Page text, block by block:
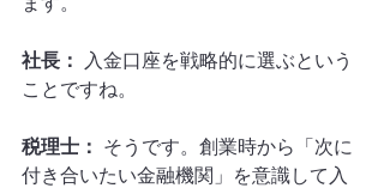
社長：
入金口座を戦略的に選ぶという
ことですね。
税理士： そうです。創業時から「次に
付き合いたい金融機関」を意識して入